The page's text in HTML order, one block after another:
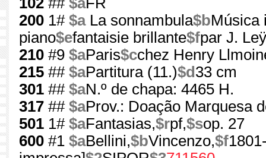
200 1# $aLa sonnambula$bMúsica
piano$efantaisie brillante$fpar J.
210 #9 $aParis$cchez Henry
215 ## $aPartitura (11.)$d 33 cm
301 ## $aN.º de chapa: 4465 H.
317 ## $aProv.: Doação Marquesa
501 1# $aFantasias,$rpf,$sop. 27
600 #1 $aBellini,$bVincenzo,$f